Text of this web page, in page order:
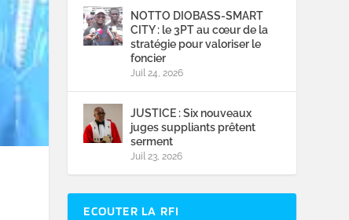
NOTTO DIOBASS-SMART
CITY : le 3PT au cœur de la
stratégie pour valoriser le
foncier
Juil 24, 2026
JUSTICE : Six nouveaux
juges suppliants prêtent
serment
Juil 23, 2026
ECOUTER LA RFI